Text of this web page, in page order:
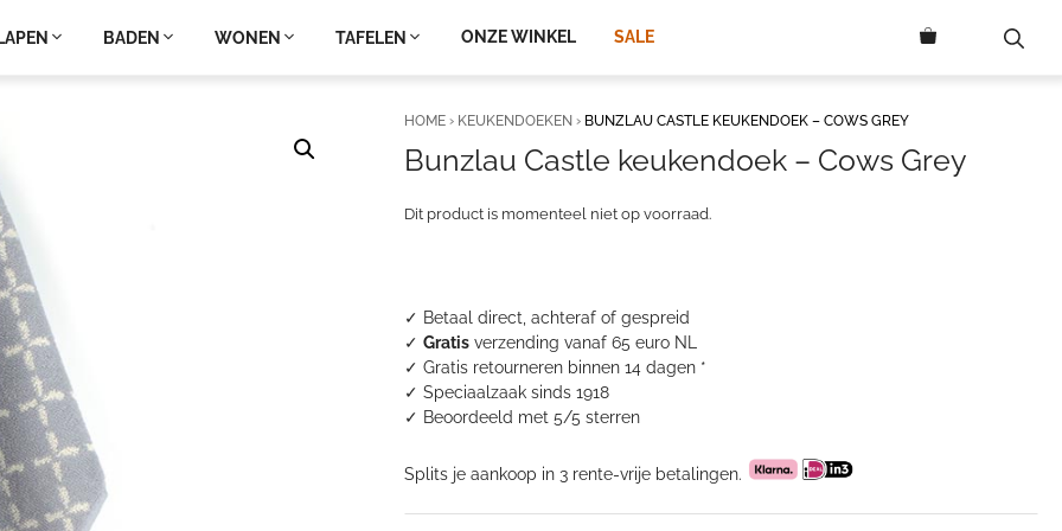
BADEN WONEN TAFELEN ONZE WINKEL SALE
✓ Betaal direct, achteraf of gespreid
✓Gratis verzending vanaf 65 euro NL
✓ Gratis retourneren binnen 14 dagen *
✓ Speciaalzaak sinds 1918
✓ Beoordeeld met 5/5 sterren
Splits je aankoop in 3 rente-vrije betalingen.
HOME › KEUKENDOEKEN › BUNZLAU CASTLE KEUKENDOEK – COWS GREY
Bunzlau Castle keukendoek – Cows Grey
Dit product is momenteel niet op voorraad.